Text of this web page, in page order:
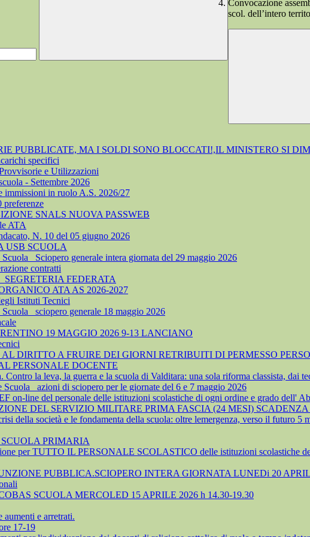
Convocazione
scol. dell’intero
PUBBLICATE, MA I SOLDI SONO BLOCCATI!,IL MINISTERO SI
specifici
e Utilizzazioni
- Settembre 2026
immissioni in ruolo A.S. 2026/27
SNALS NUOVA PASSWEB
ATA
N. 10 del 05 giugno 2026
USB SCUOLA
Sciopero generale intera giornata del 29 maggio 2026
contratti
FEDERATA
ATA AS 2026-2027
Istituti Tecnici
sciopero generale 18 maggio 2026
19 MAGGIO 2026 9-13 LANCIANO
DIRITTO A FRUIRE DEI GIORNI RETRIBUITI DI PERMESSO
PERSONALE DOCENTE
la leva, la guerra e la scuola di Valditara: una sola riforma classista, dai
azioni di sciopero per le giornate del 6 e 7 maggio 2026
on-line del personale delle istituzioni scolastiche di ogni ordine e grado dell'
DEL SERVIZIO MILITARE PRIMA FASCIA (24 MESI) SCADENZA
della società e le fondamenta della scuola: oltre lemergenza, verso il futuro 5
PRIMARIA
per TUTTO IL PERSONALE SCOLASTICO delle istituzioni scolastiche
PUBBLICA.SCIOPERO INTERA GIORNATA LUNEDi 20
SCUOLA MERCOLED 15 APRILE 2026 h 14.30-19.30
e arretrati.
17-19